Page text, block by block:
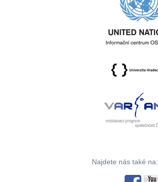
Najdete nás také na: